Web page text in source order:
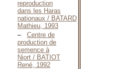
reproduction
dans les Haras
nationaux / BATARD
Mathieu, 1993
Centre de
production de
semence à
Niort / BATIOT
René, 1992